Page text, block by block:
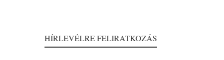
HÍRLEVÉLRE FELIRATKOZÁS